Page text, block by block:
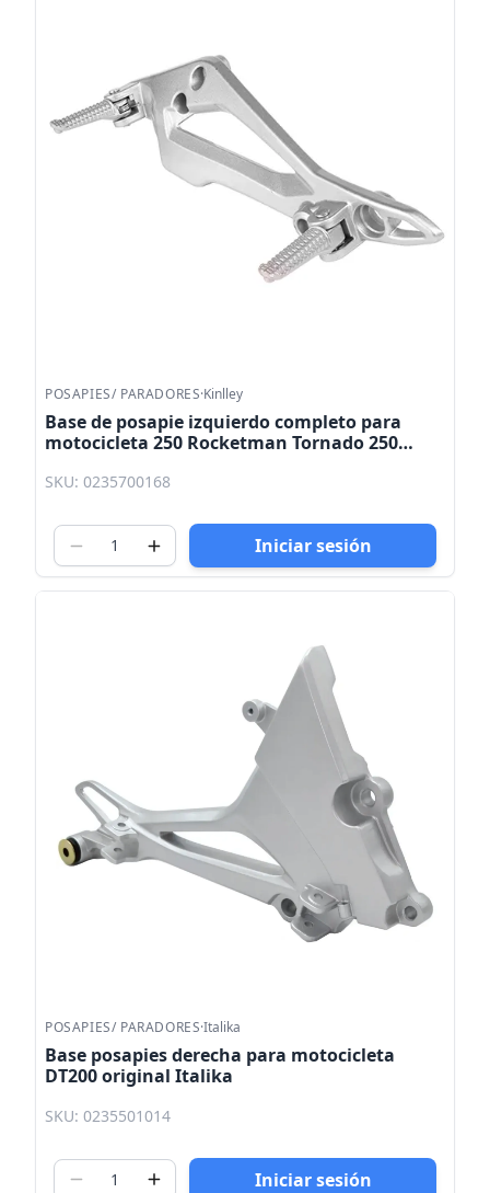
POSAPIES/ PARADORES·Kinlley
Base de posapie izquierdo completo para
motocicleta 250 Rocketman Tornado 250
Kinlley
SKU: 0235700168
Iniciar sesión
POSAPIES/ PARADORES·Italika
Base posapies derecha para motocicleta
DT200 original Italika
SKU: 0235501014
Iniciar sesión